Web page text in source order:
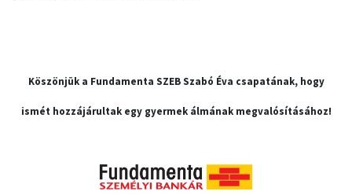
Köszönjük a Fundamenta SZEB Szabó Éva csapatának, hogy
ismét hozzájárultak egy gyermek álmának megvalósításához!